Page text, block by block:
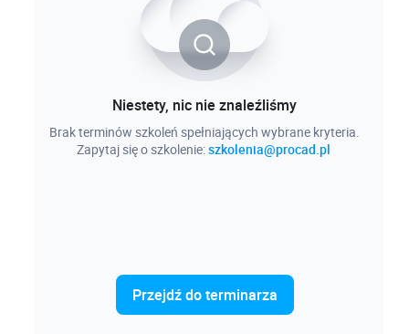
Niestety, nic nie znaleźliśmy
Brak terminów szkoleń spełniających wybrane kryteria.
Zapytaj się o szkolenie:szkolenia@procad.pl
Przejdź do terminarza